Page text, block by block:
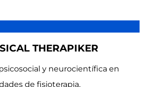
THERAPIKER
y neurocientífica en
de fisioterapia,